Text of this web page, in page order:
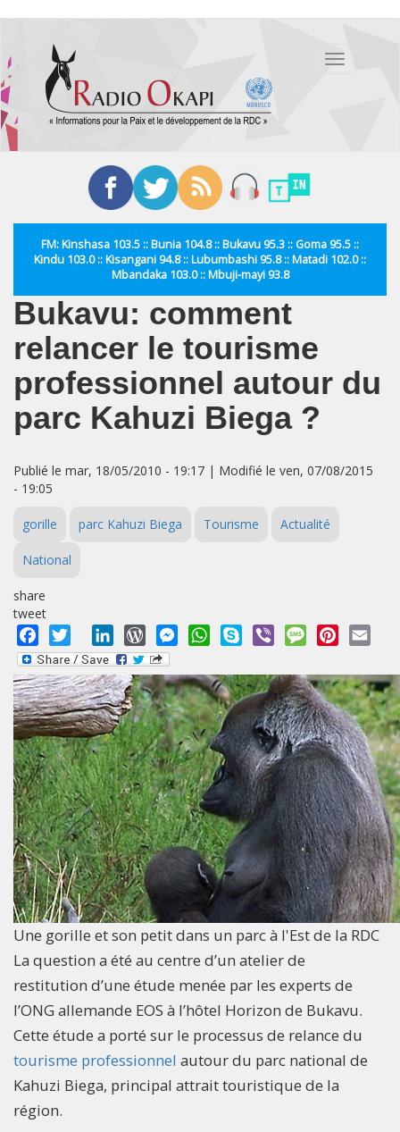
contenu
principal
Toggle
FM: Kinshasa 103.5 :: Bunia 104.8 :: Bukavu 95.3 :: Goma 95.5 ::
Kindu 103.0 :: Kisangani 94.8 :: Lubumbashi 95.8 :: Matadi 102.0 ::
Mbandaka 103.0 :: Mbuji-mayi 93.8
Bukavu: comment
relancer le tourisme
professionnel autour du
parc Kahuzi Biega ?
Publié le mar, 18/05/2010 - 19:17 | Modifié le ven, 07/08/2015
- 19:05
gorille parc Kahuzi Biega Tourisme Actualité
National
share
tweet
Facebook
Twitter LinkedInWordPressMessengerWhatsApp
Skype Viber MessagePinterest
Une gorille et son petit dans un parc à l'Est de la RDC
La question a été au centre d’un atelier de
restitution d’une étude menée par les experts de
l’ONG allemande EOS à l’hôtel Horizon de Bukavu.
Cette étude a porté sur le processus de relance du
tourisme professionnel autour du parc national de
Kahuzi Biega, principal attrait touristique de la
région.